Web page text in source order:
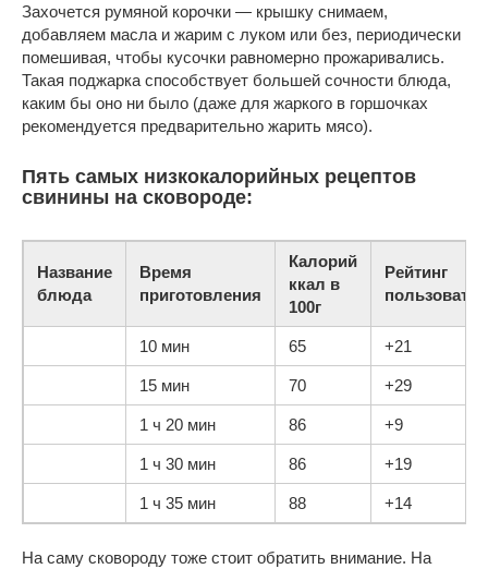
Захочется румяной корочки — крышку снимаем,
добавляем масла и жарим с луком или без, периодически
помешивая, чтобы кусочки равномерно прожаривались.
Такая поджарка способствует большей сочности блюда,
каким бы оно ни было (даже для жаркого в горшочках
рекомендуется предварительно жарить мясо).
Пять самых низкокалорийных рецептов
свинины на сковороде:
Название
блюда
Время
приготовления
Калорий
ккал в
100г
Рейтинг
10 мин 65 +21
15 мин 70 +29
1 ч 20 мин 86 +9
1 ч 30 мин 86 +19
1 ч 35 мин 88 +14
На саму сковороду тоже стоит обратить внимание. На